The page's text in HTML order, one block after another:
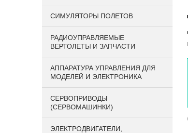
СИМУЛЯТОРЫ ПОЛЕТОВ
РАДИОУПРАВЛЯЕМЫЕ
ВЕРТОЛЕТЫ И ЗАПЧАСТИ
АППАРАТУРА УПРАВЛЕНИЯ ДЛЯ
МОДЕЛЕЙ И ЭЛЕКТРОНИКА
СЕРВОПРИВОДЫ
(СЕРВОМАШИНКИ)
ЭЛЕКТРОДВИГАТЕЛИ,